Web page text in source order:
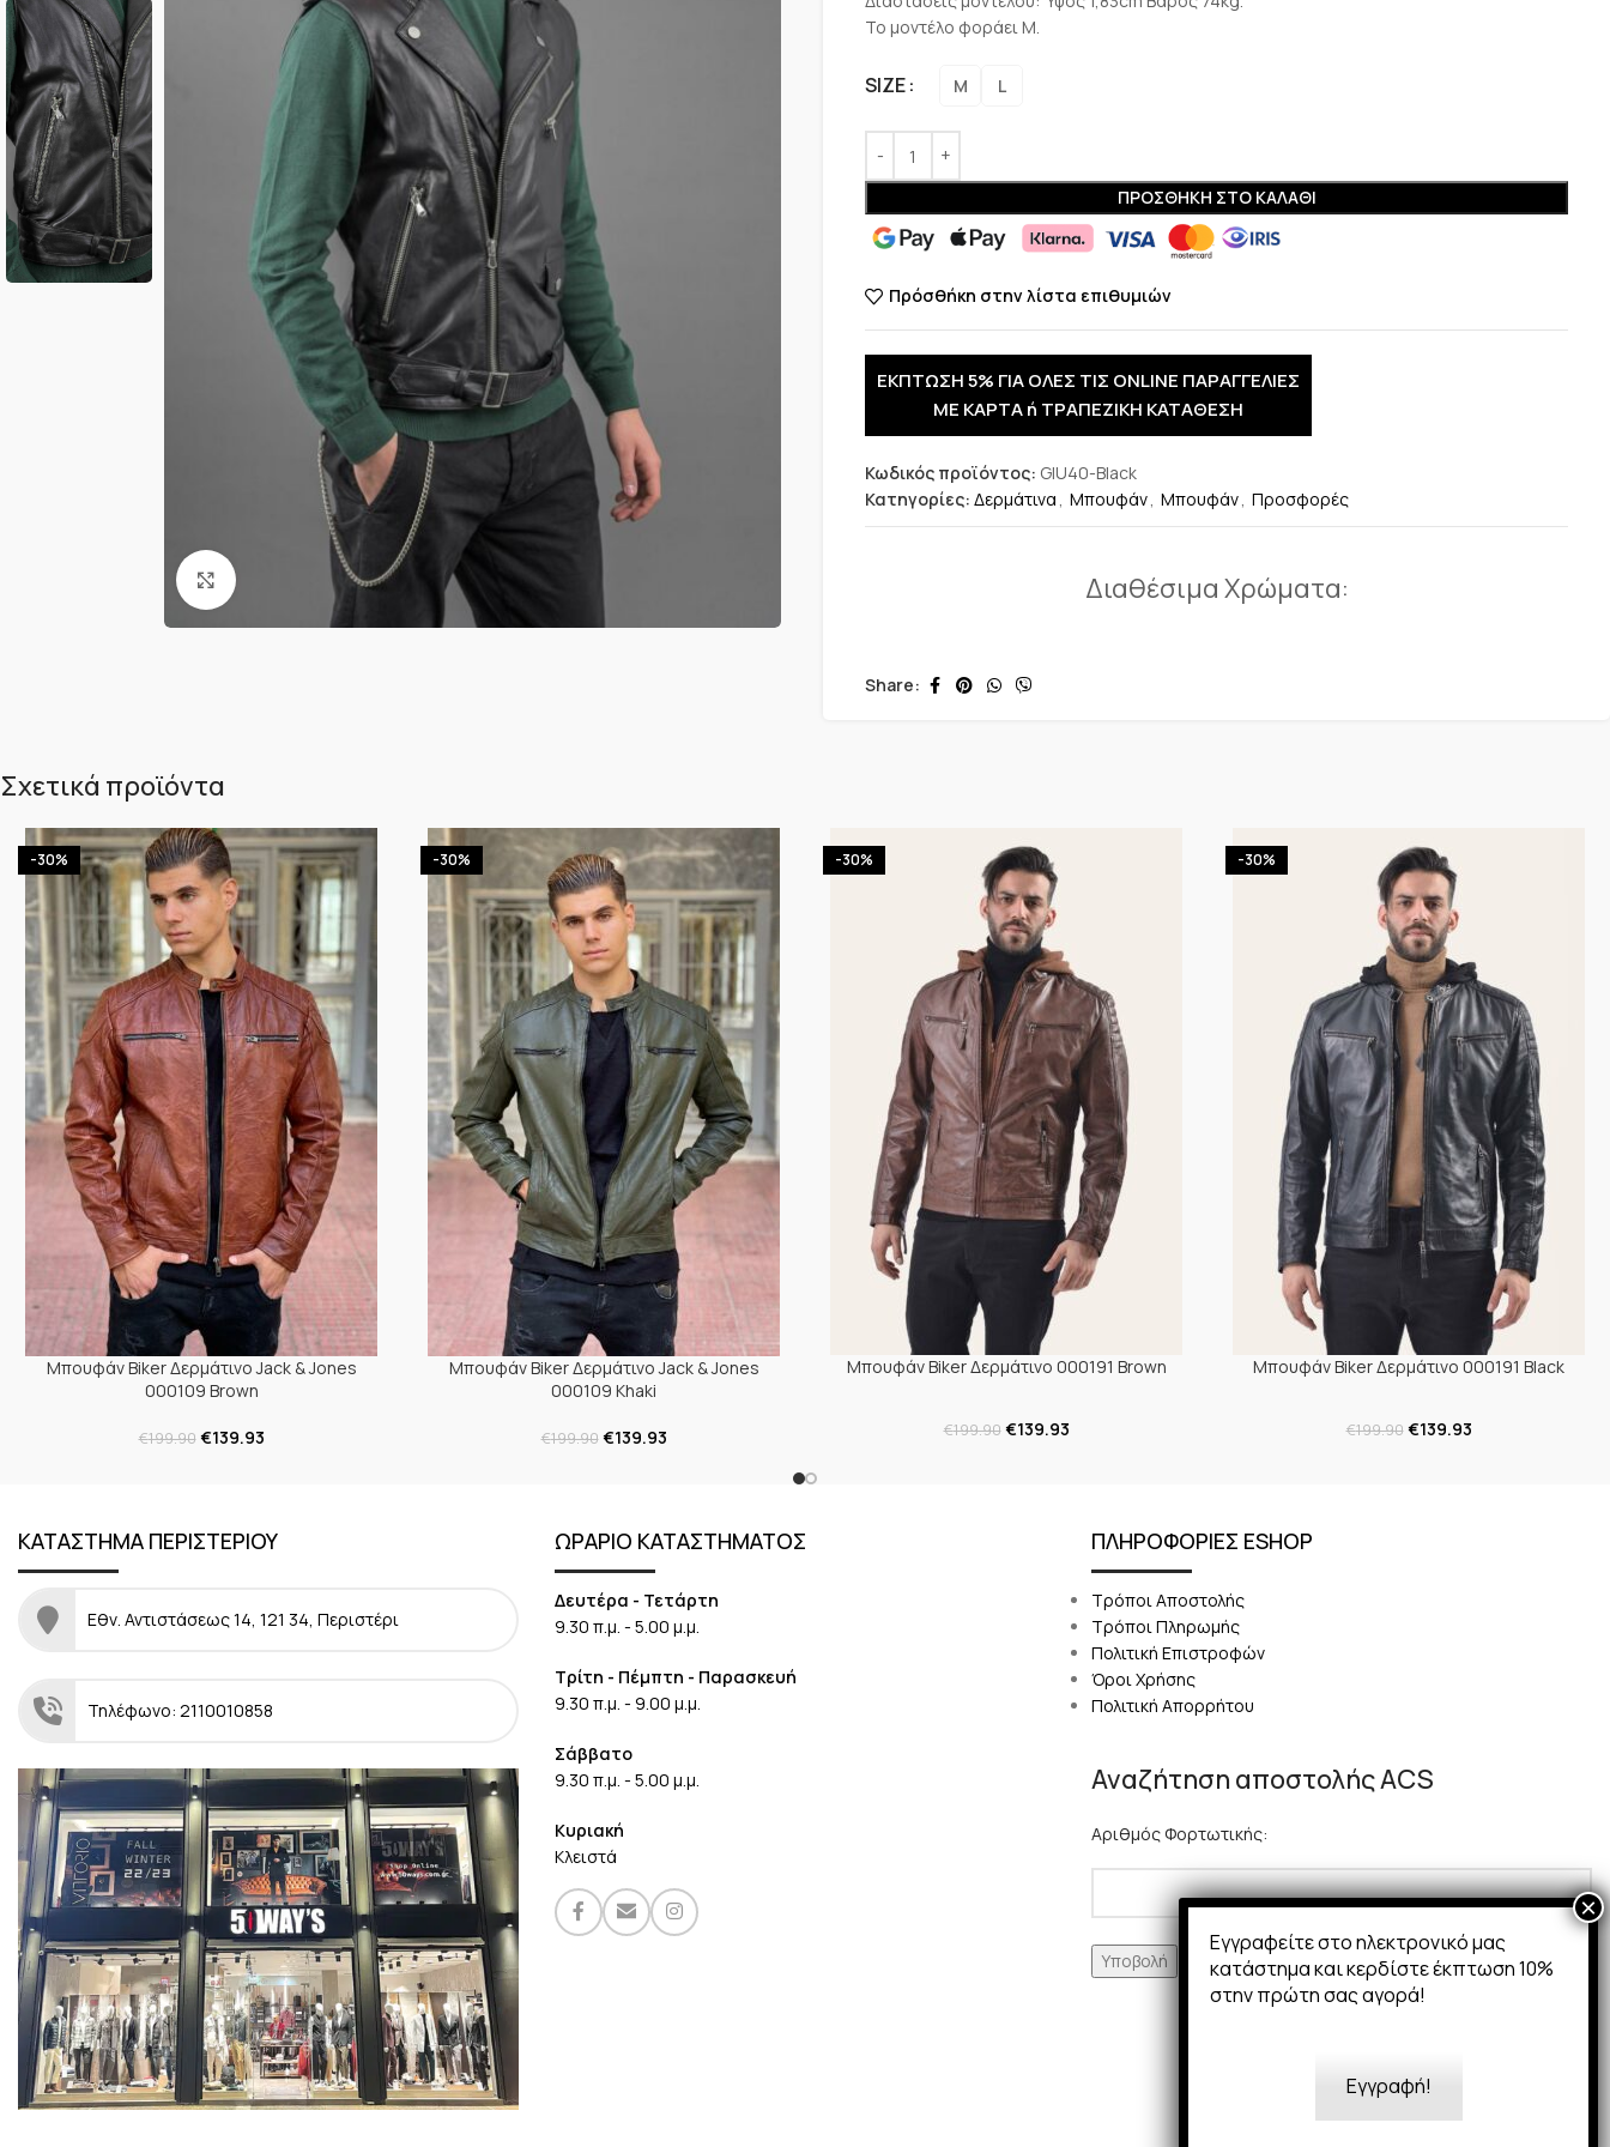
Κλικ για μεγέθυνση
Το μοντέλο φοράει M.
SIZE M L
ΠΡΟΣΘΉΚΗ ΣΤΟ ΚΑΛΆΘΙ
Πρόσθήκη στην λίστα επιθυμιών
ΕΚΠΤΩΣΗ 5% ΓΙΑ ΟΛΕΣ ΤΙΣ ONLINE ΠΑΡΑΓΓΕΛΙΕΣ
ΜΕ ΚΑΡΤΑ ή ΤΡΑΠΕΖΙΚΗ ΚΑΤΑΘΕΣΗ
Κωδικός προϊόντος: GIU40-Black
Κατηγορίες: Δερμάτινα , Μπουφάν, Μπουφάν, Προσφορές
Διαθέσιμα Χρώματα:
Share:
Σχετικά προϊόντα
-30%
Μπουφάν Biker Δερμάτινο Jack & Jones
000109 Brown
€199.90 €139.93
-30%
Μπουφάν Biker Δερμάτινο Jack & Jones
000109 Khaki
€199.90 €139.93
-30%
Μπουφάν Biker Δερμάτινο 000191 Brown
€199.90 €139.93
-30%
Μπουφάν Biker Δερμάτινο 000191 Black
€199.90 €139.93
ΚΑΤΑΣΤΗΜΑ ΠΕΡΙΣΤΕΡΙΟΥ
Εθν. Αντιστάσεως 14, 121 34, Περιστέρι
Τηλέφωνο: 2110010858
ΩΡΑΡΙΟ ΚΑΤΑΣΤΗΜΑΤΟΣ
Δευτέρα - Τετάρτη
9.30 π.μ. - 5.00 μ.μ.
Τρίτη - Πέμπτη - Παρασκευή
9.30 π.μ. - 9.00 μ.μ.
Σάββατο
9.30 π.μ. - 5.00 μ.μ.
Κυριακή
Κλειστά
ΠΛΗΡΟΦΟΡΙΕΣ ESHOP
Τρόποι Αποστολής
Τρόποι Πληρωμής
Πολιτική Επιστροφών
Όροι Χρήσης
Πολιτική Απορρήτου
Αναζήτηση αποστολής ACS
Αριθμός Φορτωτικής:
Εγγραφείτε στο ηλεκτρονικό μας
κατάστημα και κερδίστε έκπτωση 10%
στην πρώτη σας αγορά!
Εγγραφή!